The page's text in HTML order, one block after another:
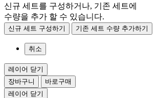
신규 세트를 구성하거나, 기존 세트에
수량을 추가 할 수 있습니다.
신규 세트 구성하기 기존 세트 수량 추가하기
취소
레이어 닫기
장바구니
바로구매
레이어 닫기